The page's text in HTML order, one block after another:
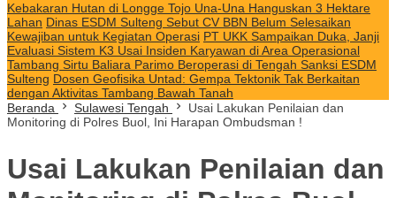
Kebakaran Hutan di Longge Tojo Una-Una Hanguskan 3 Hektare
Lahan Dinas ESDM Sulteng Sebut CV BBN Belum Selesaikan
Kewajiban untuk Kegiatan Operasi PT UKK Sampaikan Duka, Janji
Evaluasi Sistem K3 Usai Insiden Karyawan di Area Operasional
Tambang Sirtu Baliara Parimo Beroperasi di Tengah Sanksi ESDM
Sulteng Dosen Geofisika Untad: Gempa Tektonik Tak Berkaitan
dengan Aktivitas Tambang Bawah Tanah
Beranda
Sulawesi Tengah
Usai Lakukan Penilaian dan
Monitoring di Polres Buol, Ini Harapan Ombudsman !
Usai Lakukan Penilaian dan